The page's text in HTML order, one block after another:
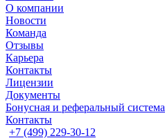
О компании
Новости
Команда
Отзывы
Карьера
Контакты
Лицензии
Документы
Бонусная и реферальный система
Контакты
+7 (499) 229-30-12